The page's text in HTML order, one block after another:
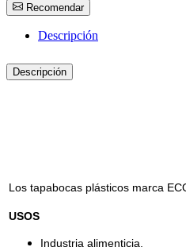
Recomendar
Descripción
Descripción
Los tapabocas plásticos marca
USOS
Industria alimenticia.